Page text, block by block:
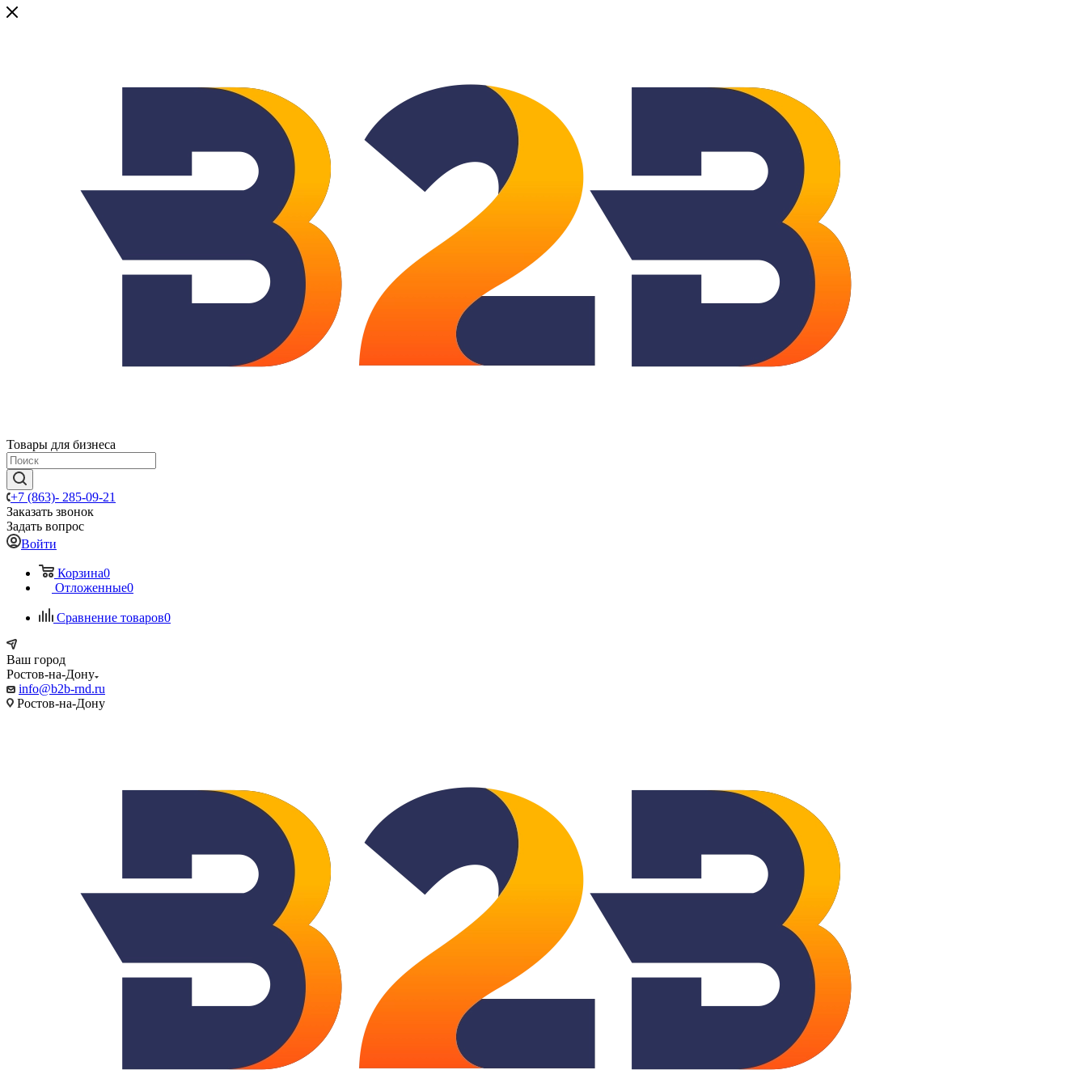
Товары для бизнеса
+7 (863)- 285-09-21
Заказать звонок
Задать вопрос
Войти
Корзина0
Отложенные0
Сравнение товаров0
Ваш город
Ростов-на-Дону
info@b2b-rnd.ru
Ростов-на-Дону